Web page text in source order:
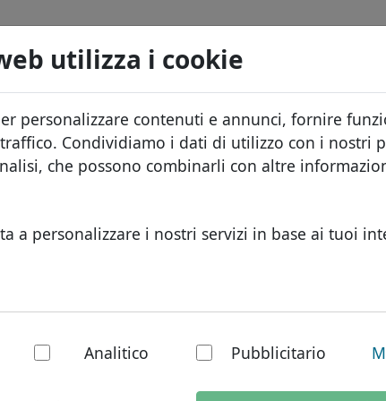
utilizza i cookie
personalizzare contenuti e annunci, fornire
Condividiamo i dati di utilizzo con i nostri
che possono combinarli con altre
a personalizzare i nostri servizi in base ai tuoi
Analitico Pubblicitario
dei domini
Domini africani
Domini asiatici
Domini europei
Domini
prezzi
Cerca
Servizi
ID Protect
Hosting DNS
WHOIS
FAQ
.accountants Cerca
- Nuovi